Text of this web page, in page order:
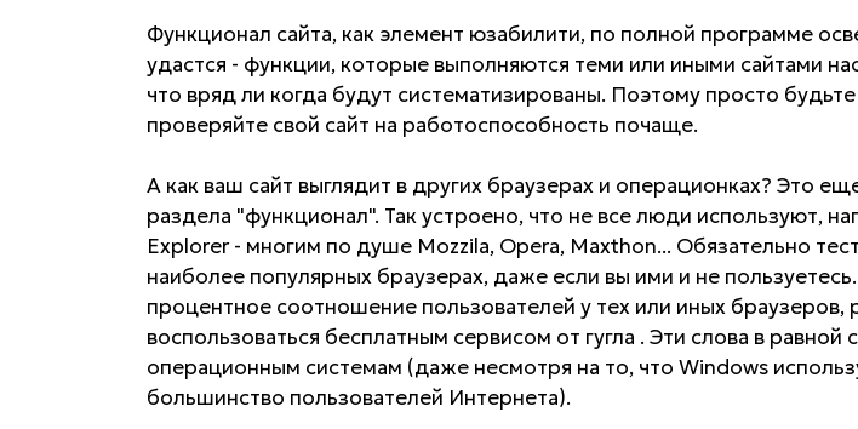
Функционал сайта, как элемент юзабилити, по полной программе
удастся - функции, которые выполняются теми или иными сайтами
что вряд ли когда будут систематизированы. Поэтому просто
проверяйте свой сайт на работоспособность почаще.
А как ваш сайт выглядит в других браузерах и операционках? Это
раздела "функционал". Так устроено, что не все люди используют,
Explorer - многим по душе Mozzila, Оperа, Maxthon... Обязательно
наиболее популярных браузерах, даже если вы ими и не
процентное соотношение пользователей у тех или иных браузеров,
воспользоваться бесплатным сервисом от гугла . Эти слова в равной
операционным системам (даже несмотря на то, что Windows
большинство пользователей Интернета).